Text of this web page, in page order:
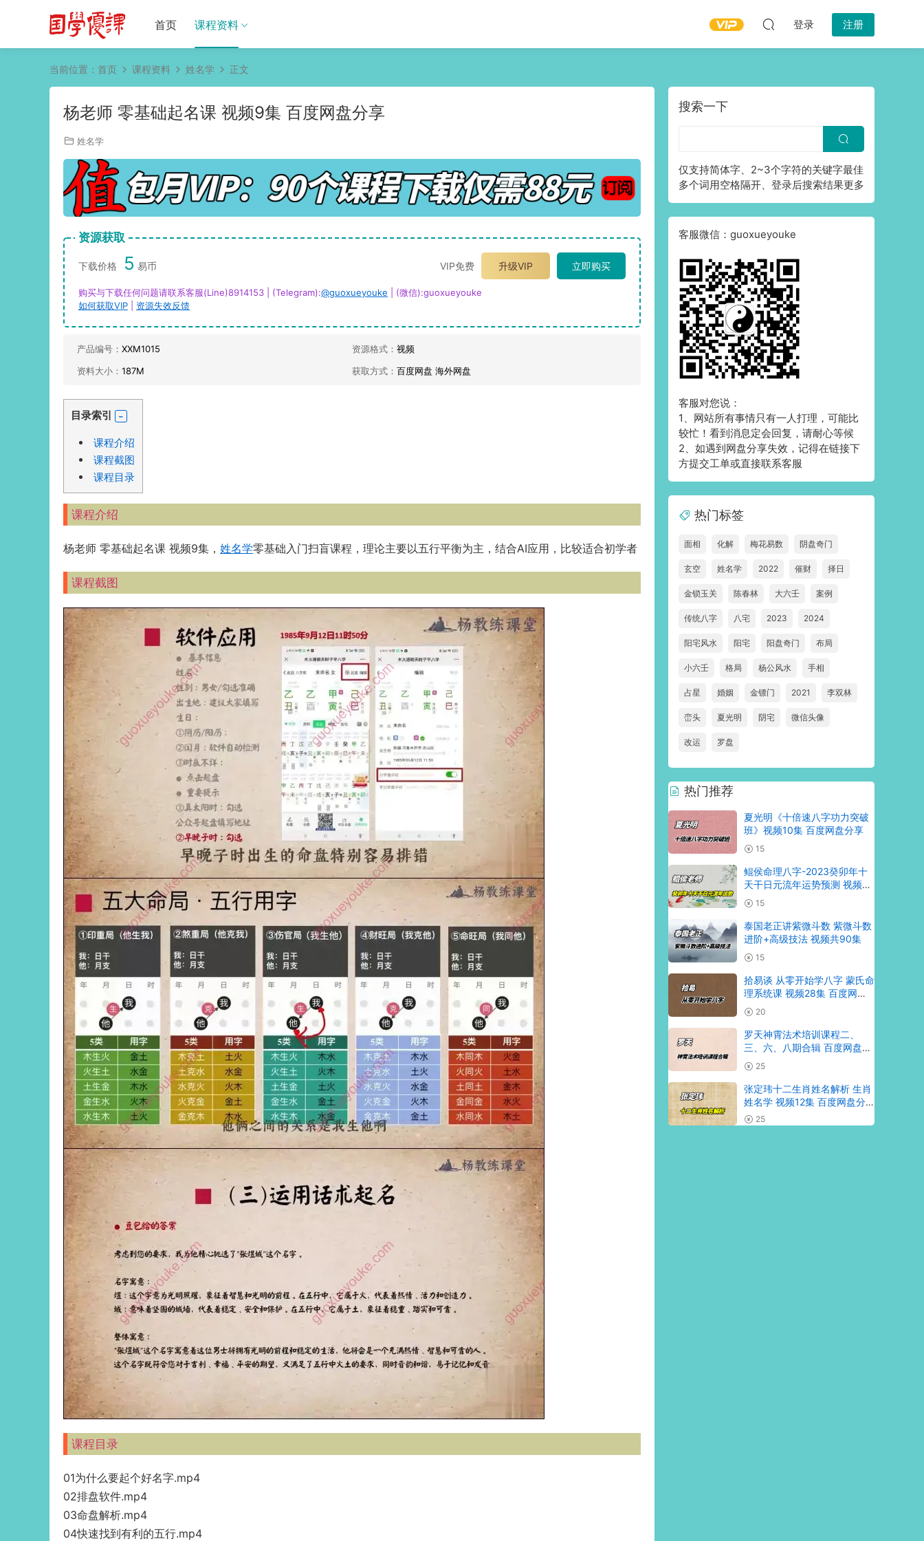
首页 课程资料 登录 注册
当前位置： 首页 课程资料 姓名学 正文
杨老师 零基础起名课 视频9集 百度网盘分享
姓名学
资源获取
下载价格 5 易币 VIP免费 升级VIP 立即购买
购买与下载任何问题请联系客服(Line)8914153 | (Telegram):@guoxueyouke | (微信):guoxueyouke
如何获取VIP
资源失效反馈
产品编号： XXM1015 资源格式： 视频
资料大小： 187M 获取方式： 百度网盘 海外网盘
目录索引
课程介绍
课程截图
课程目录
课程介绍
杨老师 零基础起名课 视频9集， 姓名学零基础入门扫盲课程，理论主要以五行平衡为主，结合AI应用，比较适合初学者
课程截图
课程目录
01为什么要起个好名字.mp4
02排盘软件.mp4
03命盘解析.mp4
04快速找到有利的五行.mp4
搜索一下
仅支持简体字、2~3个字符的关键字最佳
多个词用空格隔开、登录后搜索结果更多
客服微信：guoxueyouke
客服对您说：
1、网站所有事情只有一人打理，可能比
较忙！看到消息定会回复，请耐心等候
2、如遇到网盘分享失效，记得在链接下
方提交工单或直接联系客服
热门标签
面相 化解 梅花易数 阴盘奇门
玄空 姓名学 2022 催财 择日
金锁玉关 陈春林 大六壬 案例
传统八字 八宅 2023 2024
阳宅风水 阳宅 阳盘奇门 布局
小六壬 格局 杨公风水 手相
占星 婚姻 金镖门 2021 李双林
峦头 夏光明 阴宅 微信头像
改运 罗盘
热门推荐
夏光明《十倍速八字功力突破
班》视频10集 百度网盘分享
15
鲲侯命理八字-2023癸卯年十
天干日元流年运势预测 视频10
集 百度网盘分享
15
泰国老正讲紫微斗数 紫微斗数
进阶+高级技法 视频共90集
15
拾易谈 从零开始学八字 蒙氏命
理系统课 视频28集 百度网盘
分享
20
罗天神霄法术培训课程二、
三、六、八期合辑 百度网盘分
享 25
张定玮十二生肖姓名解析 生肖
姓名学 视频12集 百度网盘分
享 25